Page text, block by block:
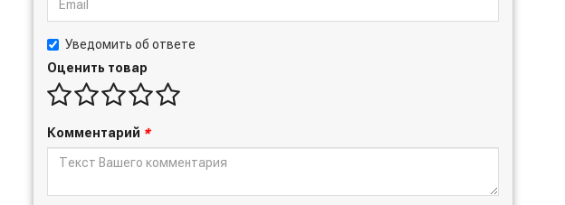
Уведомить об ответе
Оценить товар
Комментарий *